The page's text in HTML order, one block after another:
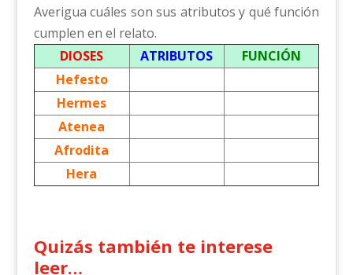
Averigua cuáles son sus atributos y qué función
cumplen en el relato.
DIOSES
ATRIBUTOS
FUNCIÓN
Hefesto
Hermes
Atenea
Afrodita
Hera
Quizás también te interese
leer…